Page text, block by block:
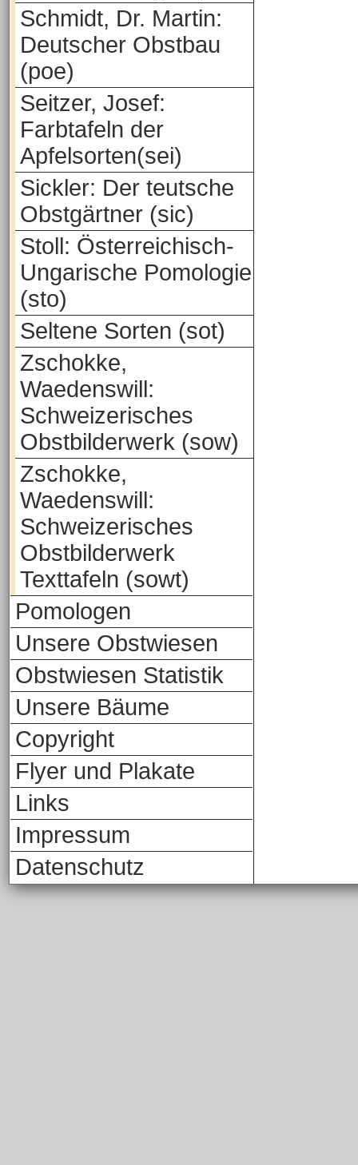
Schmidt, Dr. Martin:
Deutscher Obstbau
(poe)
Seitzer, Josef:
Farbtafeln der
Apfelsorten(sei)
Sickler: Der teutsche
Obstgärtner (sic)
Stoll: Österreichisch-
Ungarische Pomologie
(sto)
Seltene Sorten (sot)
Zschokke,
Waedenswill:
Schweizerisches
Obstbilderwerk (sow)
Zschokke,
Waedenswill:
Schweizerisches
Obstbilderwerk
Texttafeln (sowt)
Pomologen
Unsere Obstwiesen
Obstwiesen Statistik
Unsere Bäume
Copyright
Flyer und Plakate
Links
Impressum
Datenschutz